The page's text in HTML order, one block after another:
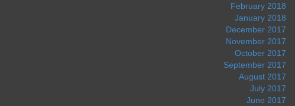
February 2018
January 2018
December 2017
November 2017
October 2017
September 2017
August 2017
July 2017
June 2017